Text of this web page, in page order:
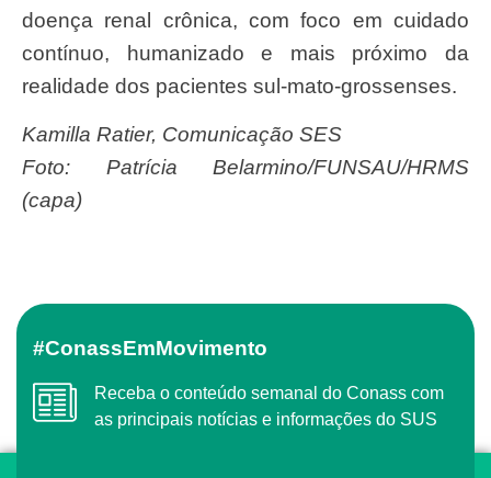
doença renal crônica, com foco em cuidado
contínuo, humanizado e mais próximo da
realidade dos pacientes sul-mato-grossenses.
Kamilla Ratier, Comunicação SES
Foto: Patrícia Belarmino/FUNSAU/HRMS
(capa)
#ConassEmMovimento
Receba o conteúdo semanal do Conass com
as principais notícias e informações do SUS